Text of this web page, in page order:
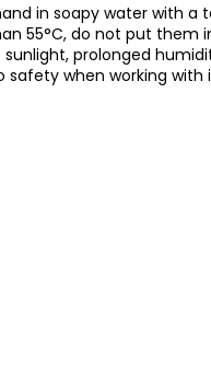
in soapy water with a
55°C, do not put them
prolonged
when working